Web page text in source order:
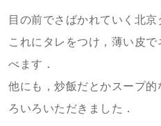
目の前でさばかれていく北京
これにタレをつけ，薄い皮
べます．
他にも，炒飯だとかスープ
ろいろいただきました．